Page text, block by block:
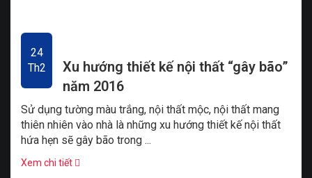
Xu hướng thiết kế nội thất “gây bão”
năm 2016
Sử dụng tường màu trắng, nội thất mộc, nội thất mang
thiên nhiên vào nhà là những xu hướng thiết kế nội thất
hứa hẹn sẽ gây bão trong ...
24
Th2
Xem chi tiết